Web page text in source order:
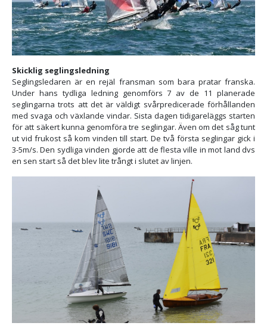
Skicklig seglingsledning
Seglingsledaren är en rejäl fransman som bara pratar franska.
Under hans tydliga ledning genomförs 7 av de 11 planerade
seglingarna trots att det är väldigt svårpredicerade förhållanden
med svaga och växlande vindar. Sista dagen tidigareläggs starten
för att säkert kunna genomföra tre seglingar. Även om det såg tunt
ut vid frukost så kom vinden till start. De två första seglingar gick i
3-5m/s. Den sydliga vinden gjorde att de flesta ville in mot land dvs
en sen start så det blev lite trångt i slutet av linjen.